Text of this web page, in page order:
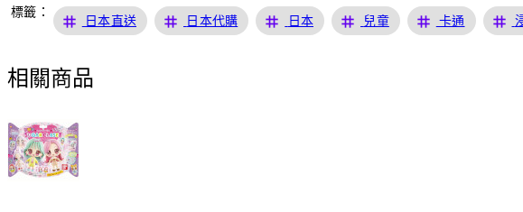
標籤：
tag 日本直送 tag 日本代購 tag 日本 tag 兒童 tag 卡通 tag
相關商品